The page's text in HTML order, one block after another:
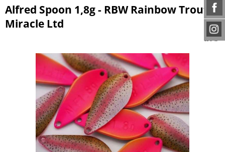
Alfred Spoon 1,8g - RBW Rainbow Trout
Miracle Ltd